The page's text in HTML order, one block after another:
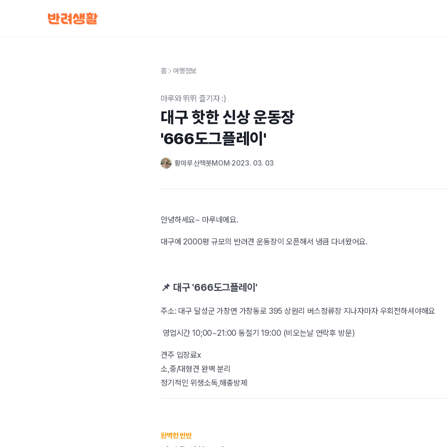
홈 여행정보
마루와 뛰뛰 즐기자 :)
대구 핫한 신상 운동장
'666도그플레이'
황마루 산책봇MOM 2023. 03. 03
안녕하세요~ 마루네에요.
대구에 2000평 규모의 반려견 운동장이 오픈해서 냉큼 다녀왔어요.
📌 대구 '666도그플레이'
주소: 대구 달성군 가창면 가창동로 395 상원리 버스정류장 지나자마자 우회전하셔야해요
영업시간 10;00~21:00 동절기 19:00 (비오는날 연락후 방문)
견주 입장료x
소,중/대형견 완벽 분리
정기적인 위생소독,해충방제
완벽한 반반